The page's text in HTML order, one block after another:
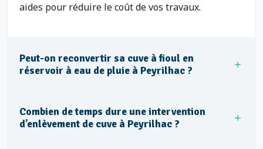
aides pour réduire le coût de vos travaux.
Peut-on reconvertir sa cuve à fioul en
réservoir à eau de pluie à Peyrilhac ?
Combien de temps dure une intervention
d’enlèvement de cuve à Peyrilhac ?